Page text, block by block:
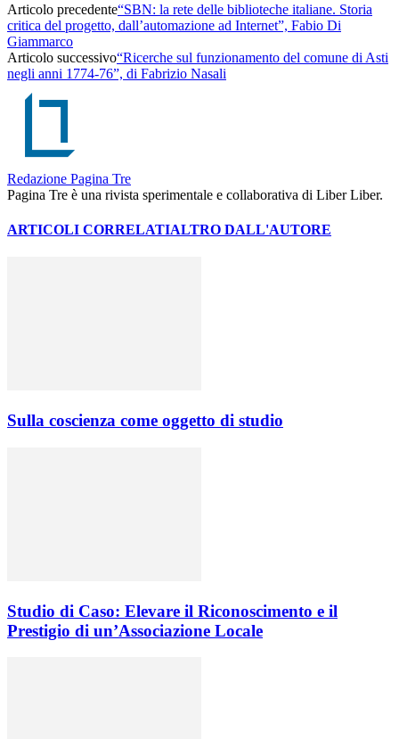
Articolo precedente“SBN: la rete delle biblioteche italiane. Storia
critica del progetto, dall’automazione ad Internet”, Fabio Di
Giammarco
Articolo successivo“Ricerche sul funzionamento del comune di Asti
negli anni 1774-76”, di Fabrizio Nasali
Redazione Pagina Tre
Pagina Tre è una rivista sperimentale e collaborativa di Liber Liber.
ARTICOLI CORRELATIALTRO DALL'AUTORE
Sulla coscienza come oggetto di studio
Studio di Caso: Elevare il Riconoscimento e il
Prestigio di un’Associazione Locale